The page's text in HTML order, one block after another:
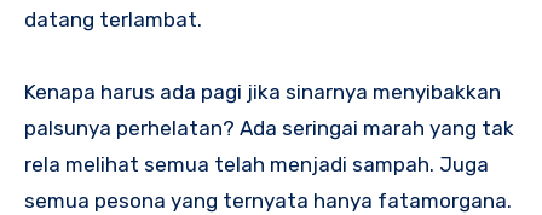
datang terlambat.
Kenapa harus ada pagi jika sinarnya menyibakkan
palsunya perhelatan? Ada seringai marah yang tak
rela melihat semua telah menjadi sampah. Juga
semua pesona yang ternyata hanya fatamorgana.